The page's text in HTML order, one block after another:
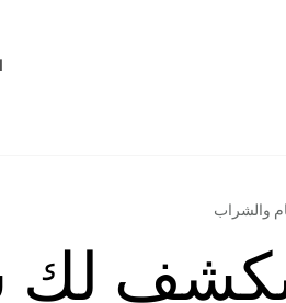
والشراب
يكشف لك